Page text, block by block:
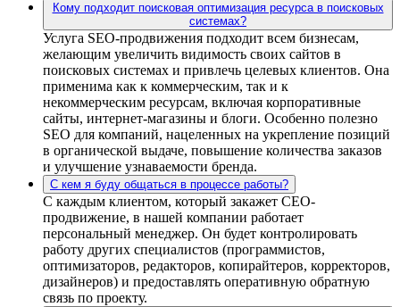
Кому подходит поисковая оптимизация ресурса в поисковых
системах?
Услуга SEO-продвижения подходит всем бизнесам,
желающим увеличить видимость своих сайтов в
поисковых системах и привлечь целевых клиентов. Она
применима как к коммерческим, так и к
некоммерческим ресурсам, включая корпоративные
сайты, интернет-магазины и блоги. Особенно полезно
SEO для компаний, нацеленных на укрепление позиций
в органической выдаче, повышение количества заказов
и улучшение узнаваемости бренда.
С кем я буду общаться в процессе работы?
С каждым клиентом, который закажет СЕО-
продвижение, в нашей компании работает
персональный менеджер. Он будет контролировать
работу других специалистов (программистов,
оптимизаторов, редакторов, копирайтеров, корректоров,
дизайнеров) и предоставлять оперативную обратную
связь по проекту.